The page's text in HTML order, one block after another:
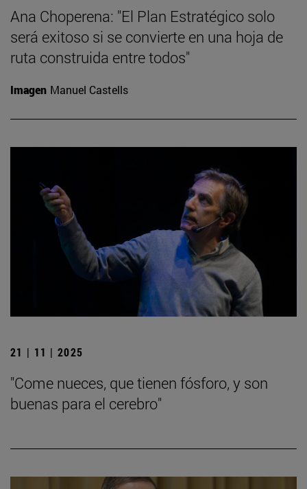
Ana Choperena: "El Plan Estratégico solo
será exitoso si se convierte en una hoja de
ruta construida entre todos"
Imagen Manuel Castells
21 | 11 | 2025
"Come nueces, que tienen fósforo, y son
buenas para el cerebro"